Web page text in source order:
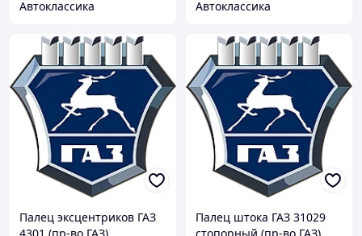
Автоклассика Автоклассика
Палец эксцентриков ГАЗ
Палец штока ГАЗ 31029